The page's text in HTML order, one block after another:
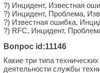
?) Инцидент, Известная
?) Инцидент, Проблема,
?) Известная ошибка,
?) RFC, Инцидент,
Вопрос id:11146
Какие три типа
деятельности службы